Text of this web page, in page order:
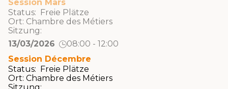
Session Mars
Status: Freie Plätze
Ort: Chambre des Métiers
Sitzung:
13/03/2026
08:00 - 12:00
Session Décembre
Status: Freie Plätze
Ort: Chambre des Métiers